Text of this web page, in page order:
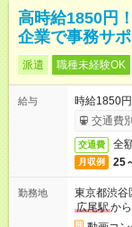
高時給1850円
企業で事務サポ
派遣 職種未経験OK
給与
時給1850
交通費
交通費 全
月収例 25
勤務地
東京都渋谷
広尾駅か